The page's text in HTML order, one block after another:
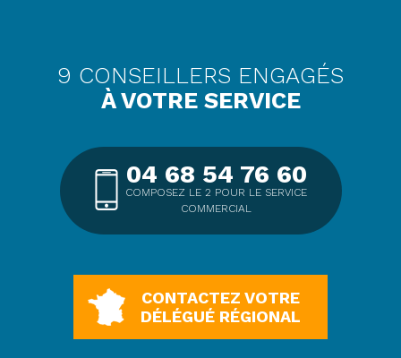
9 CONSEILLERS ENGAGÉS
À VOTRE SERVICE
04 68 54 76 60
COMPOSEZ LE 2 POUR LE SERVICE
COMMERCIAL
CONTACTEZ VOTRE
DÉLÉGUÉ RÉGIONAL